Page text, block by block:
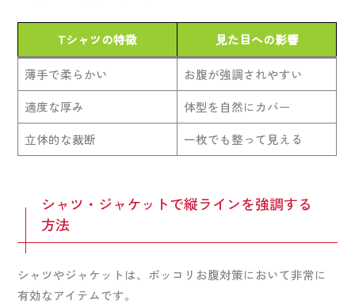
Tシャツの特徴 見た目への影響
薄手で柔らかい
お腹が強調されやすい
適度な厚み
体型を自然にカバー
立体的な裁断
一枚でも整って見える
シャツ・ジャケットで縦ラインを強調する
方法
シャツやジャケットは、ポッコリお腹対策において非常に
有効なアイテムです。